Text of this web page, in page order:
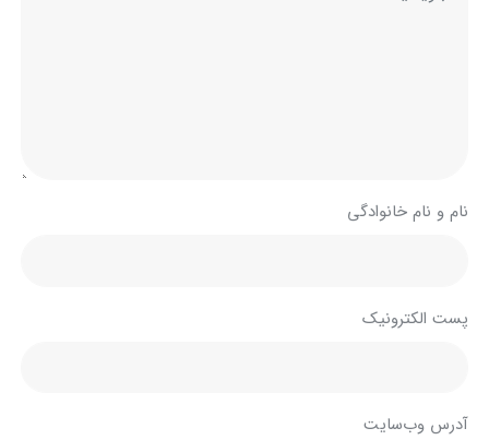
نام و نام خانوادگی
پست الکترونیک
آدرس وب‌سایت